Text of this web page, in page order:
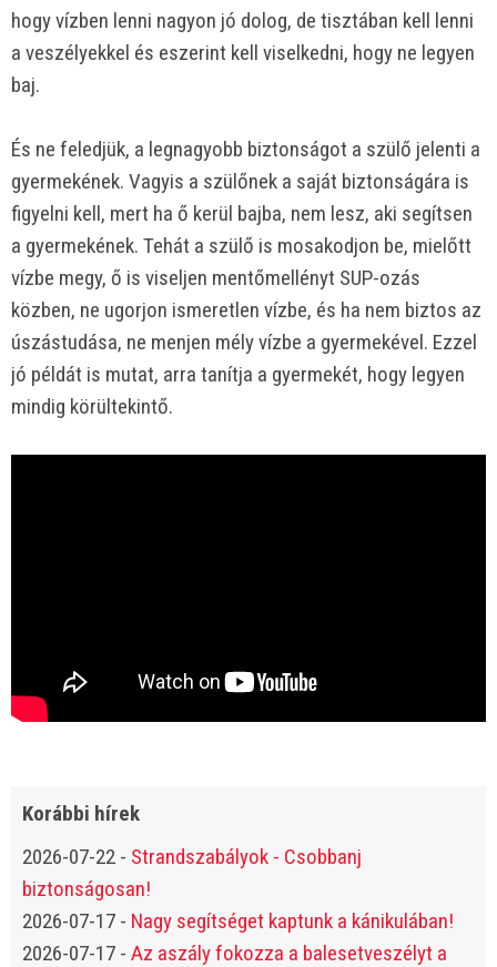
hogy vízben lenni nagyon jó dolog, de tisztában kell lenni
a veszélyekkel és eszerint kell viselkedni, hogy ne legyen
baj.
És ne feledjük, a legnagyobb biztonságot a szülő jelenti a
gyermekének. Vagyis a szülőnek a saját biztonságára is
figyelni kell, mert ha ő kerül bajba, nem lesz, aki segítsen
a gyermekének. Tehát a szülő is mosakodjon be, mielőtt
vízbe megy, ő is viseljen mentőmellényt SUP-ozás
közben, ne ugorjon ismeretlen vízbe, és ha nem biztos az
úszástudása, ne menjen mély vízbe a gyermekével. Ezzel
jó példát is mutat, arra tanítja a gyermekét, hogy legyen
mindig körültekintő.
Korábbi hírek
2026-07-22 - Strandszabályok - Csobbanj
biztonságosan!
2026-07-17 - Nagy segítséget kaptunk a kánikulában!
2026-07-17 - Az aszály fokozza a balesetveszélyt a